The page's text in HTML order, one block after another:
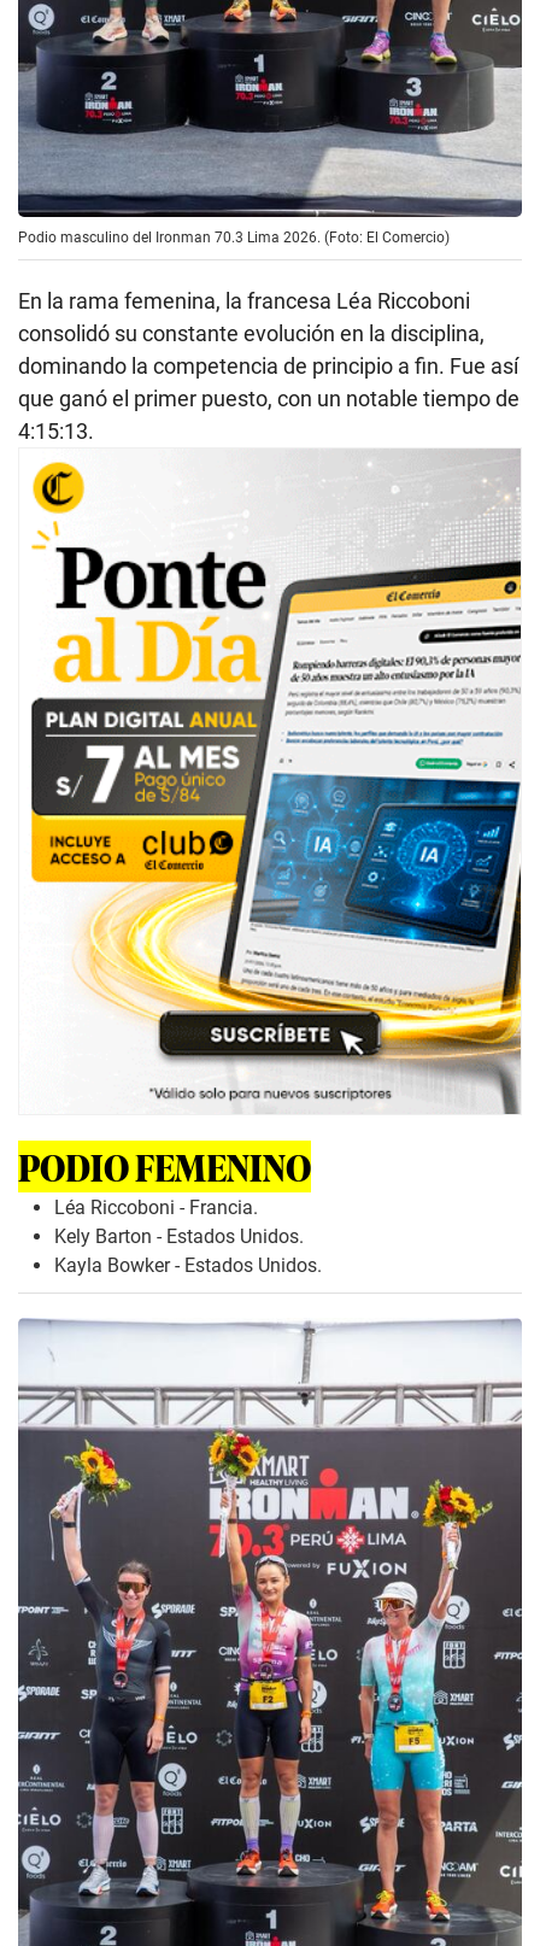
Podio masculino del Ironman 70.3 Lima 2026. (Foto: El Comercio)
En la rama femenina, la francesa Léa Riccoboni
consolidó su constante evolución en la disciplina,
dominando la competencia de principio a fin. Fue así
que ganó el primer puesto, con un notable tiempo de
4:15:13.
PODIO FEMENINO
Léa Riccoboni - Francia.
Kely Barton - Estados Unidos.
Kayla Bowker - Estados Unidos.